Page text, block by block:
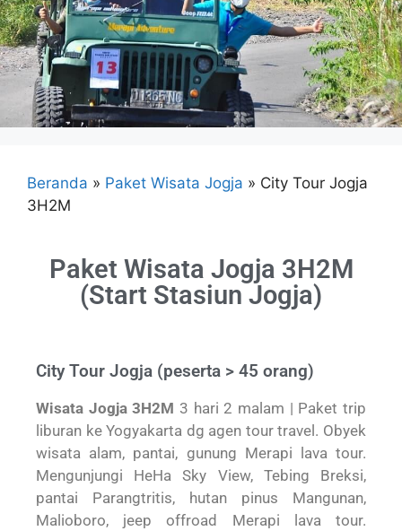
Beranda » Paket Wisata Jogja » City Tour Jogja
3H2M
Paket Wisata Jogja 3H2M
(Start Stasiun Jogja)
City Tour Jogja (peserta > 45 orang)
Wisata Jogja 3H2M 3 hari 2 malam | Paket trip
liburan ke Yogyakarta dg agen tour travel. Obyek
wisata alam, pantai, gunung Merapi lava tour.
Mengunjungi HeHa Sky View, Tebing Breksi,
pantai Parangtritis, hutan pinus Mangunan,
Malioboro, jeep offroad Merapi lava tour.